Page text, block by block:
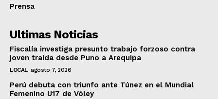
Prensa
Ultimas Noticias
Fiscalía investiga presunto trabajo forzoso contra
joven traída desde Puno a Arequipa
LOCAL agosto 7, 2026
Perú debuta con triunfo ante Túnez en el Mundial
Femenino U17 de Vóley